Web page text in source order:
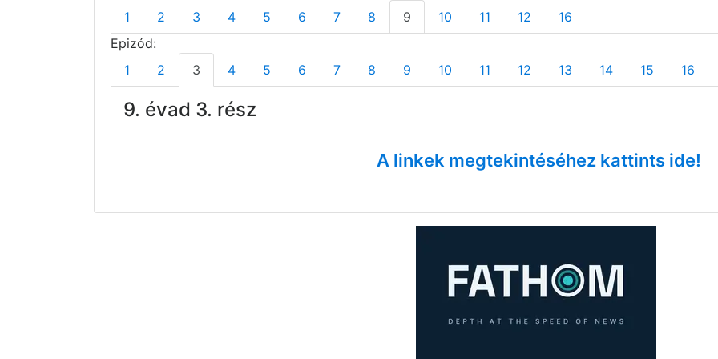
1 2 3 4 5 6 7 8 9 10 11 12
16
Epizód:
1
2 3 4 5 6 7 8 9 10 11 12 13 14 15 16
9. évad 3. rész
A linkek megtekintéséhez kattints ide!